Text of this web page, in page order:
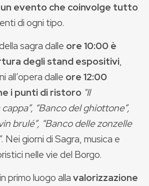
un evento che coinvolge tutto
di ogni tipo.
sagra dalle ore 10:00 è
degli stand espositivi,
all’opera dalle ore 12:00
i punti di ristoro "Il
cappa”, “Banco del ghiottone”,
brulé”, “Banco delle zonzelle
. Nei giorni di Sagra, musica e
nelle vie del Borgo.
primo luogo allavalorizzazione